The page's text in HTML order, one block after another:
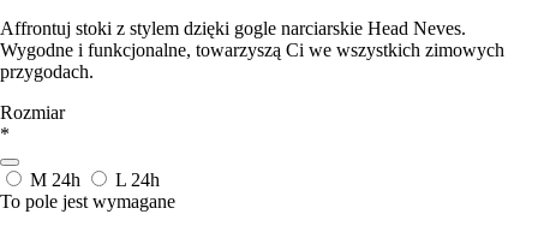
Affrontuj stoki z stylem dzięki gogle narciarskie Head Neves.
Wygodne i funkcjonalne, towarzyszą Ci we wszystkich zimowych
przygodach.
Rozmiar
*
M 24h L 24h
To pole jest wymagane